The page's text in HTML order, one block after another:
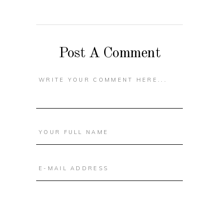
Post A Comment